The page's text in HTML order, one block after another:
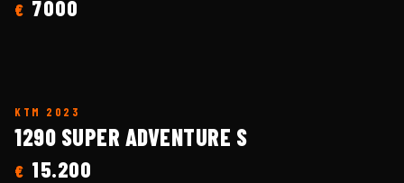
€ 7000
KTM 2023
1290 SUPER ADVENTURE S
€ 15.200